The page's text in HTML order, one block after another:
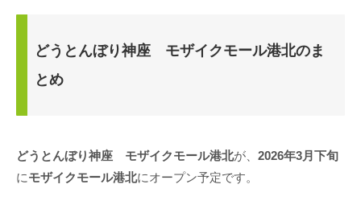
どうとんぼり神座 モザイクモール港北のま
とめ
どうとんぼり神座 モザイクモール港北が、 2026年3月下旬
にモザイクモール港北にオープン予定です。